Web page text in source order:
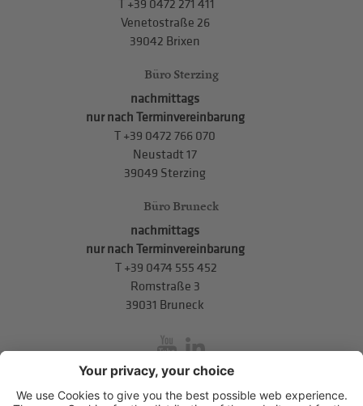
T+39 0472 271 411
Venetostraße 26
39042 Brixen
Büro Sterzing
nachmittags
nur nach Terminvereinbarung
T +39 0472 766 070
Neustadt 17
39049 Sterzing
Büro Bruneck
nachmittags
nur nach Terminvereinbarung
T +39 0474 555 452
Romstraße 3
39031 Bruneck
inService
Mitterweg 5, Bozner Boden,I-39100Bozen.T+39 0471 310